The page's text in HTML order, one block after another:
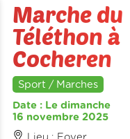
Marche du
Téléthon à
Cocheren
Sport / Marches
Date : Le dimanche
16 novembre 2025